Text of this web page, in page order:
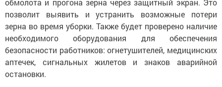
позволит выявить и устранить возможные потери
зерна во время уборки. Также будет проверено наличие
необходимого оборудования для обеспечения
безопасности работников: огнетушителей, медицинских
аптечек, сигнальных жилетов и знаков аварийной
остановки.